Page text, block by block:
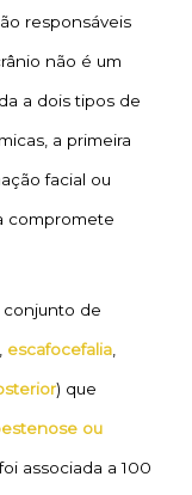
responsáveis
não é um
a dois tipos de
a primeira
facial ou
compromete
conjunto de
escafocefalia
) que
ou
associada a 100